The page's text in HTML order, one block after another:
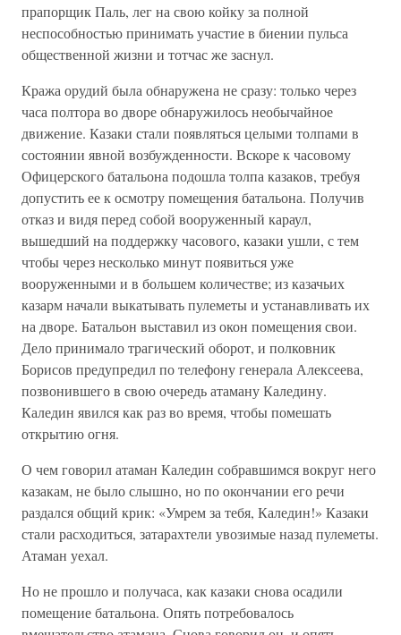
прапорщик Паль, лег на свою койку за полной
неспособностью принимать участие в биении пульса
общественной жизни и тотчас же заснул.
Кража орудий была обнаружена не сразу: только через
часа полтора во дворе обнаружилось необычайное
движение. Казаки стали появляться целыми толпами в
состоянии явной возбужденности. Вскоре к часовому
Офицерского батальона подошла толпа казаков, требуя
допустить ее к осмотру помещения батальона. Получив
отказ и видя перед собой вооруженный караул,
вышедший на поддержку часового, казаки ушли, с тем
чтобы через несколько минут появиться уже
вооруженными и в большем количестве; из казачьих
казарм начали выкатывать пулеметы и устанавливать их
на дворе. Батальон выставил из окон помещения свои.
Дело принимало трагический оборот, и полковник
Борисов предупредил по телефону генерала Алексеева,
позвонившего в свою очередь атаману Каледину.
Каледин явился как раз во время, чтобы помешать
открытию огня.
О чем говорил атаман Каледин собравшимся вокруг него
казакам, не было слышно, но по окончании его речи
раздался общий крик: «Умрем за тебя, Каледин!» Казаки
стали расходиться, затарахтели увозимые назад пулеметы.
Атаман уехал.
Но не прошло и получаса, как казаки снова осадили
помещение батальона. Опять потребовалось